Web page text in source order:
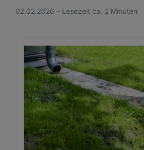
02.02.2026 – Lesezeit ca. 2 Minuten